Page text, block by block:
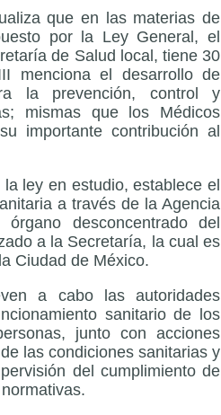
que en las materias de
por la Ley General, el
de Salud local, tiene 30
menciona el desarrollo de
la prevención, control y
mismas que los Médicos
importante contribución al
ley en estudio, establece el
a través de la Agencia
desconcentrado del
a la Secretaría, la cual es
Ciudad de México.
a cabo las autoridades
sanitario de los
junto con acciones
las condiciones sanitarias y
del cumplimiento de